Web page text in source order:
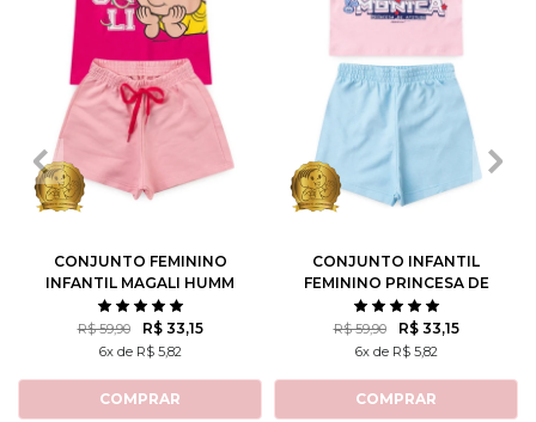
1 6
CONJUNTO FEMININO
INFANTIL MAGALI HUMM
AMO MELANCIA- TURMA
DA MÔNICA
R$ 59,90 R$ 33,15
6x de R$ 5,82
COMPRAR
1 6
10
CONJUNTO INFANTIL
FEMININO PRINCESA DE
ATITUDE - TURMA DA
MÔNICA
R$ 59,90 R$ 33,15
6x de R$ 5,82
COMPRAR